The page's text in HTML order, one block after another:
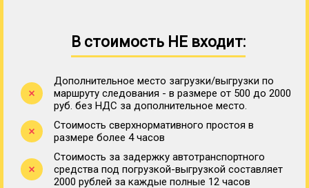
В стоимость НЕ входит:
Дополнительное место загрузки/выгрузки по
маршруту следования - в размере от 500 до 2000
руб. без НДС за дополнительное место.
Стоимость сверхнормативного простоя в
размере более 4 часов
Стоимость за задержку автотранспортного
средства под погрузкой-выгрузкой составляет
2000 рублей за каждые полные 12 часов